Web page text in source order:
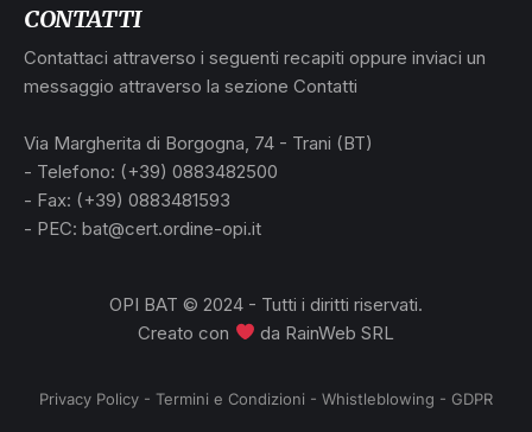
CONTATTI
Contattaci attraverso i seguenti recapiti oppure inviaci un
messaggio attraverso la sezione Contatti
Via Margherita di Borgogna, 74 - Trani (BT)
- Telefono: (+39) 0883482500
- Fax: (+39) 0883481593
- PEC: bat@cert.ordine-opi.it
OPI BAT © 2024 - Tutti i diritti riservati.
Creato con
da RainWeb SRL
Privacy Policy - Termini e Condizioni - Whistleblowing - GDPR